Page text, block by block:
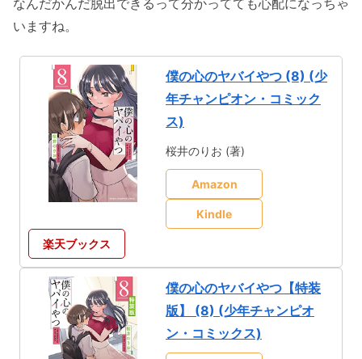
なんだかんだ脱出できるって分かってても心配になっちゃ
いますね。
僕の心のヤバイやつ (8) (少
年チャンピオン・コミック
ス)
桜井のりお (著)
Amazon
Kindle
楽天ブックス
僕の心のヤバイやつ【特装
版】 (8) (少年チャンピオ
ン・コミックス)